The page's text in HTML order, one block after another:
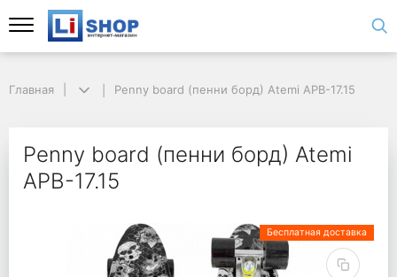
Главная Penny board (пенни борд) Atemi APB-17.15
Penny board (пенни борд) Atemi
APB-17.15
Бесплатная доставка